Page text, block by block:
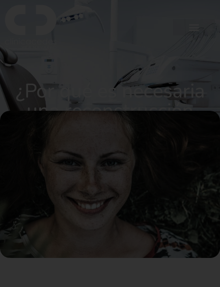
¿Por qué es necesaria
una reconstrucción
dental?